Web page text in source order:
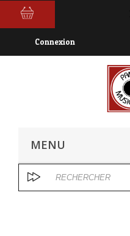
Connexion
MENU